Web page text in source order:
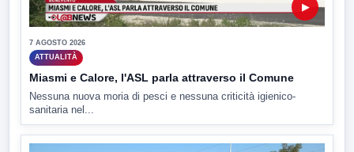
▶
7 AGOSTO 2026
ATTUALITÀ
Miasmi e Calore, l'ASL parla attraverso il Comune
Nessuna nuova moria di pesci e nessuna criticità igienico-
sanitaria nel...